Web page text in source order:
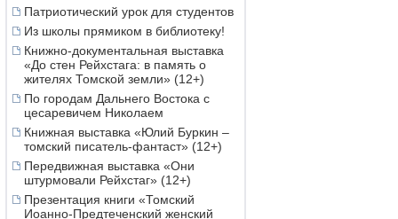
Патриотический урок для студентов
Из школы прямиком в библиотеку!
Книжно-документальная выставка
«До стен Рейхстага: в память о
жителях Томской земли» (12+)
По городам Дальнего Востока с
цесаревичем Николаем
Книжная выставка «Юлий Буркин –
томский писатель-фантаст» (12+)
Передвижная выставка «Они
штурмовали Рейхстаг» (12+)
Презентация книги «Томский
Иоанно-Предтеченский женский